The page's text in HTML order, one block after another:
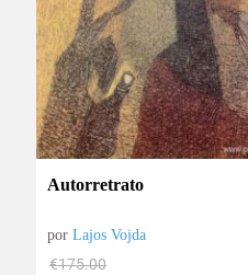
Autorretrato
porLajos Vojda
€175.00